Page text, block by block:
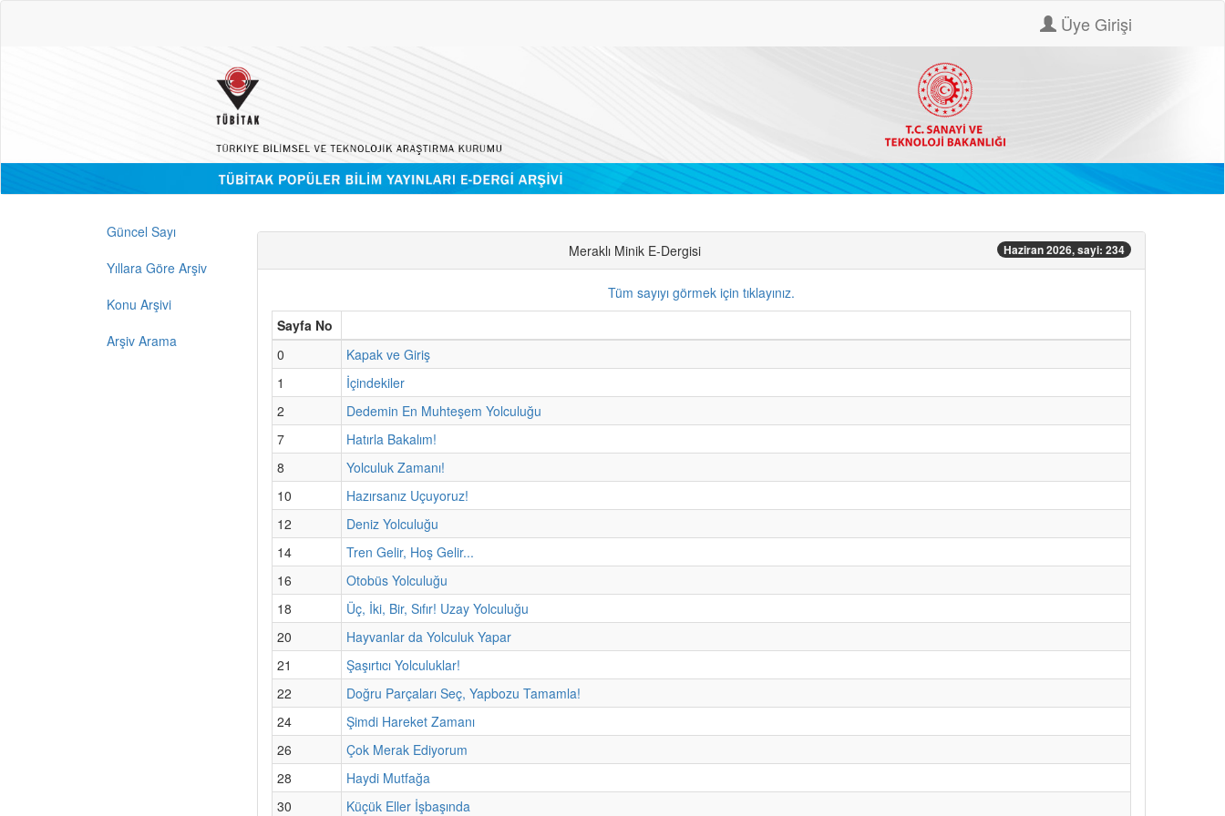
Üye Girişi
Güncel Sayı
Yıllara Göre Arşiv
Konu Arşivi
Arşiv Arama
Meraklı Minik E-Dergisi Haziran 2026, sayi: 234
Tüm sayıyı görmek için tıklayınız.
Sayfa No
0
Kapak ve Giriş
1
İçindekiler
2
Dedemin En Muhteşem Yolculuğu
7
Hatırla Bakalım!
8
Yolculuk Zamanı!
10
Hazırsanız Uçuyoruz!
12
Deniz Yolculuğu
14
Tren Gelir, Hoş Gelir...
16
Otobüs Yolculuğu
18
Üç, İki, Bir, Sıfır! Uzay Yolculuğu
20
Hayvanlar da Yolculuk Yapar
21
Şaşırtıcı Yolculuklar!
22
Doğru Parçaları Seç, Yapbozu Tamamla!
24
Şimdi Hareket Zamanı
26
Çok Merak Ediyorum
28
Haydi Mutfağa
30
Küçük Eller İşbaşında